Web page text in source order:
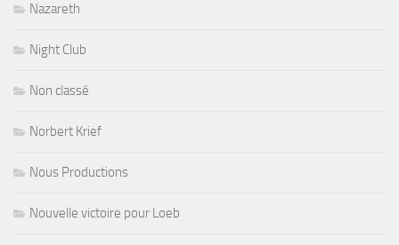
Nazareth
Night Club
Non classé
Norbert Krief
Nous Productions
Nouvelle victoire pour Loeb